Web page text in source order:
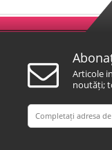
Articole
noutăți;